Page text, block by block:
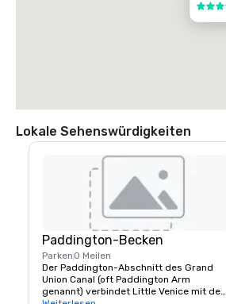
5 von 5
Lokale Sehenswürdigkeiten
Paddington-Becken
Parken 0 Meilen
Der Paddington-Abschnitt des Grand
Union Canal (oft Paddington Arm
genannt) verbindet Little Venice mit dem